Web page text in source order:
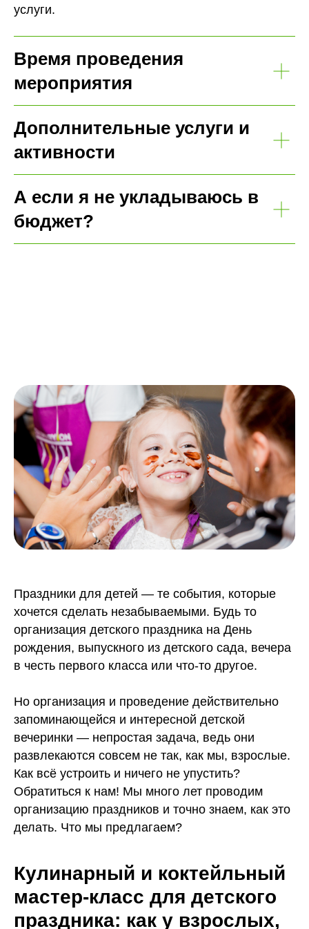
услуги.
Время проведения
мероприятия
Дополнительные услуги и
активности
А если я не укладываюсь в
бюджет?
Праздники для детей — те события, которые
хочется сделать незабываемыми. Будь то
организация детского праздника на День
рождения, выпускного из детского сада, вечера
в честь первого класса или что-то другое.
Но организация и проведение действительно
запоминающейся и интересной детской
вечеринки — непростая задача, ведь они
развлекаются совсем не так, как мы, взрослые.
Как всё устроить и ничего не упустить?
Обратиться к нам! Мы много лет проводим
организацию праздников и точно знаем, как это
делать. Что мы предлагаем?
Кулинарный и коктейльный
мастер-класс для детского
праздника: как у взрослых,